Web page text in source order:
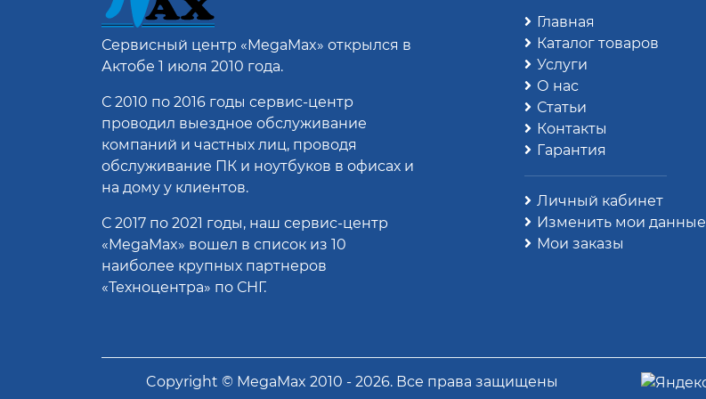
Сервисный центр «MegaMax» открылся в
Актобе 1 июля 2010 года.
С 2010 по 2016 годы сервис-центр
проводил выездное обслуживание
компаний и частных лиц, проводя
обслуживание ПК и ноутбуков в офисах и
на дому у клиентов.
С 2017 по 2021 годы, наш сервис-центр
«MegaMax» вошел в список из 10
наиболее крупных партнеров
«Техноцентра» по СНГ.
Главная
Каталог товаров
Услуги
О нас
Статьи
Контакты
Гарантия
Личный кабинет
Изменить мои данные
Мои заказы
Copyright © MegaMax 2010 - 2026. Все права защищены